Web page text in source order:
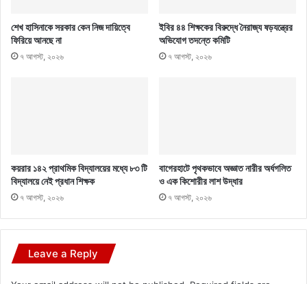
শেখ হাসিনাকে সরকার কেন নিজ দায়িত্বে
ফিরিয়ে আনছে না
৭ আগস্ট, ২০২৬
ইবির ৪৪ শিক্ষকের বিরুদ্ধে নৈরাজ্য ষড়যন্ত্রের
অভিযোগ তদন্তে কমিটি
৭ আগস্ট, ২০২৬
কয়রার ১৪২ প্রাথমিক বিদ্যালয়ের মধ্যে ৮৩ টি
বিদ্যালয়ে নেই প্রধান শিক্ষক
৭ আগস্ট, ২০২৬
বাগেরহাটে পৃথকভাবে অজ্ঞাত নারীর অর্ধগলিত
ও এক কিশোরীর লাশ উদ্ধার
৭ আগস্ট, ২০২৬
Leave a Reply